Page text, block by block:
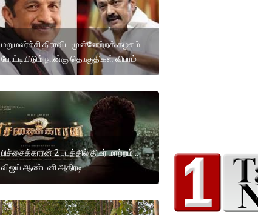
மறுமலர்ச்சி திராவிட முன்னேற்றக் கழகம்
போட்டியிடும் நான்கு தொகுதிகள் விபரம்
பிச்சைக்காரன் 2 படத்தில் திடீர் மாற்றம்...
விஜய் ஆண்டனி அதிரடி